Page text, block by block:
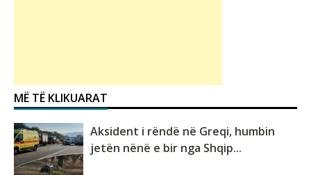
MË TË KLIKUARAT
Aksident i rëndë në Greqi, humbin
jetën nënë e bir nga Shqip...